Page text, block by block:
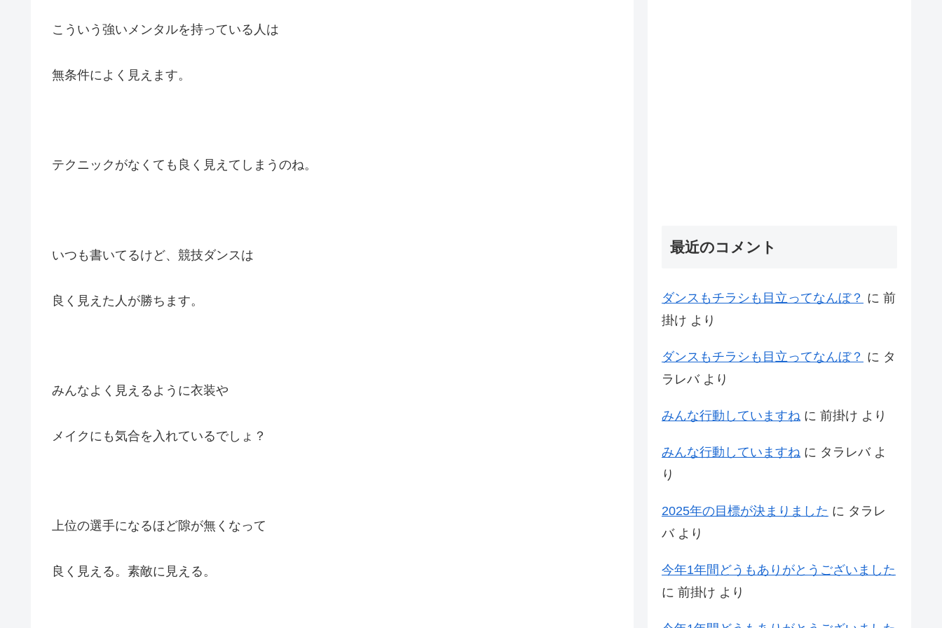
こういう強いメンタルを持っている人は
無条件によく見えます。
テクニックがなくても良く見えてしまうのね。
いつも書いてるけど、競技ダンスは
良く見えた人が勝ちます。
みんなよく見えるように衣装や
メイクにも気合を入れているでしょ？
上位の選手になるほど隙が無くなって
良く見える。素敵に見える。
最近のコメント
ダンスもチラシも目立ってなんぼ？ に 前
掛け より
ダンスもチラシも目立ってなんぼ？ に タ
ラレバより
みんな行動していますね に 前掛け より
みんな行動していますね に タラレバよ
り
2025年の目標が決まりました に タラレ
バより
今年1年間どうもありがとうございました
に 前掛け より